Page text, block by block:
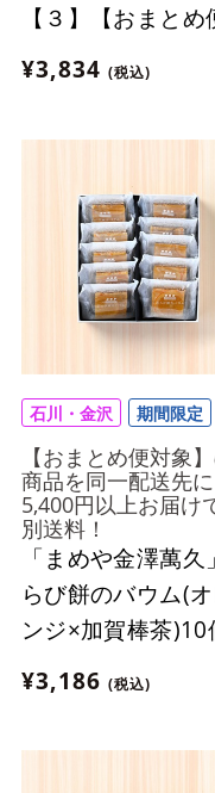
【３】【おまとめ
象】
¥3,834 (税込)
石川・金沢 期間限定
【おまとめ便対象
商品を同一配送先に
5,400円以上お届け
別送料！
「まめや金澤萬久
らび餅のバウム(
ンジ×加賀棒茶)10
【おまとめ便対象】
¥3,186 (税込)